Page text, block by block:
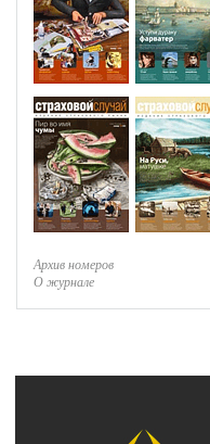
Архив номеров
О журнале